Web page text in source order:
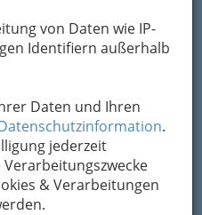
von Daten wie IP-
Identifiern außerhalb
Daten und Ihren
.
jederzeit
& Verarbeitungen
Graz